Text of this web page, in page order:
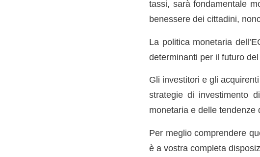
tassi, sarà fondamentale
benessere dei cittadini,
La politica monetaria
determinanti per il futuro
Gli investitori e gli
strategie di investimento
monetaria e delle tendenze
Per meglio comprendere
è a vostra completa